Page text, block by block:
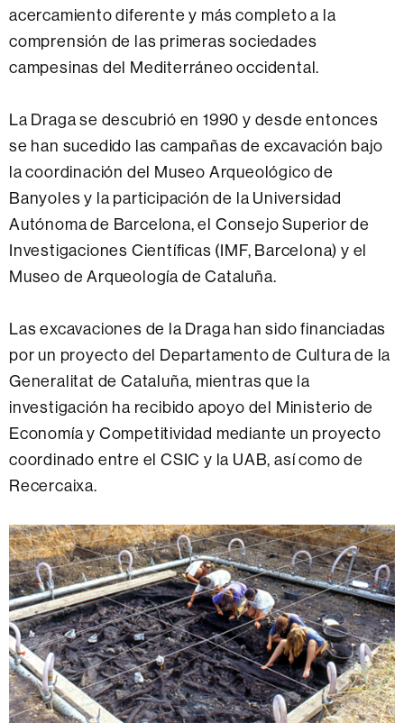
acercamiento diferente y más completo a la
comprensión de las primeras sociedades
campesinas del Mediterráneo occidental.
La Draga se descubrió en 1990 y desde entonces
se han sucedido las campañas de excavación bajo
la coordinación del Museo Arqueológico de
Banyoles y la participación de la Universidad
Autónoma de Barcelona, el Consejo Superior de
Investigaciones Científicas (IMF, Barcelona) y el
Museo de Arqueología de Cataluña.
Las excavaciones de la Draga han sido financiadas
por un proyecto del Departamento de Cultura de la
Generalitat de Cataluña, mientras que la
investigación ha recibido apoyo del Ministerio de
Economía y Competitividad mediante un proyecto
coordinado entre el CSIC y la UAB, así como de
Recercaixa.